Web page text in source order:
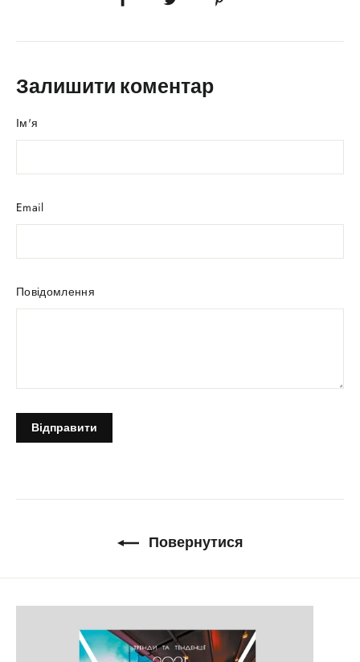
Залишити коментар
Ім'я
Email
Повідомлення
Повернутися